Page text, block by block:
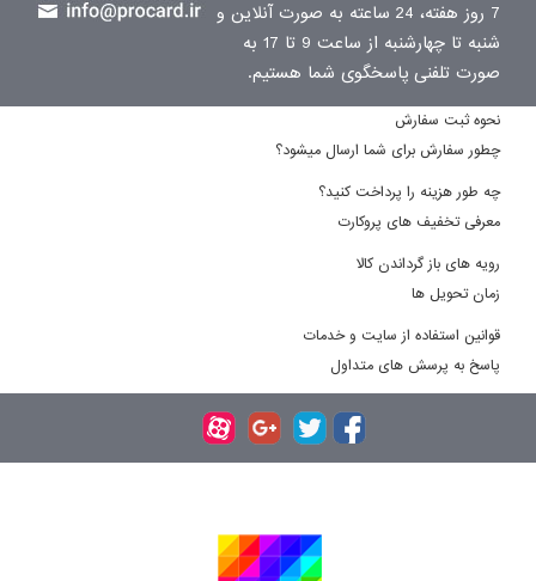
7 روز هفته، 24 ساعته به صورت آنلاین و
شنبه تا چهارشنبه از ساعت 9 تا 17 به
صورت تلفنی پاسخگوی شما هستیم.
نحوه ثبت سفارش
چطور سفارش برای شما ارسال میشود؟
چه طور هزینه را پرداخت کنید؟
معرفی تخفیف های پروکارت
رویه های باز گرداندن کالا
زمان تحویل ها
قوانین استفاده از سایت و خدمات
پاسخ به پرسش های متداول